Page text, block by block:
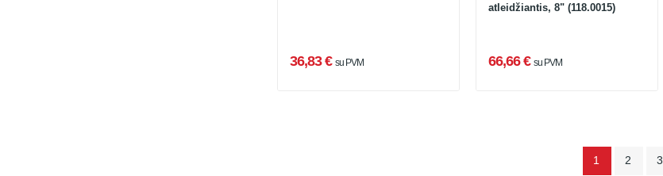
36,83 € su PVM
atleidžiantis, 8" (118.0015)
66,66 € su PVM
1 2 3